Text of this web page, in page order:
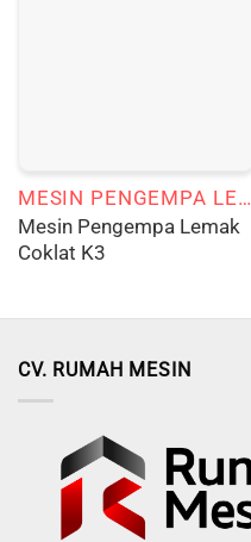
MESIN PENGEMPA LEMAK COKLAT
Mesin Pengempa Lemak
Coklat K3
CV. RUMAH MESIN